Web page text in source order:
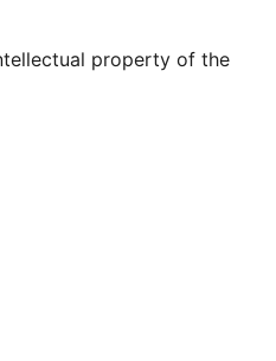
property of the